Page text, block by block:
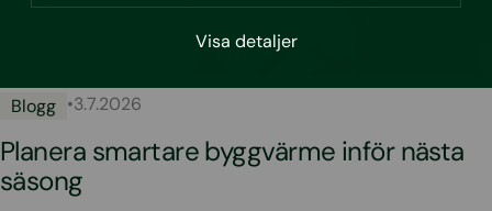
Visa detaljer
Blogg •3.7.2026
Planera smartare byggvärme inför nästa
säsong